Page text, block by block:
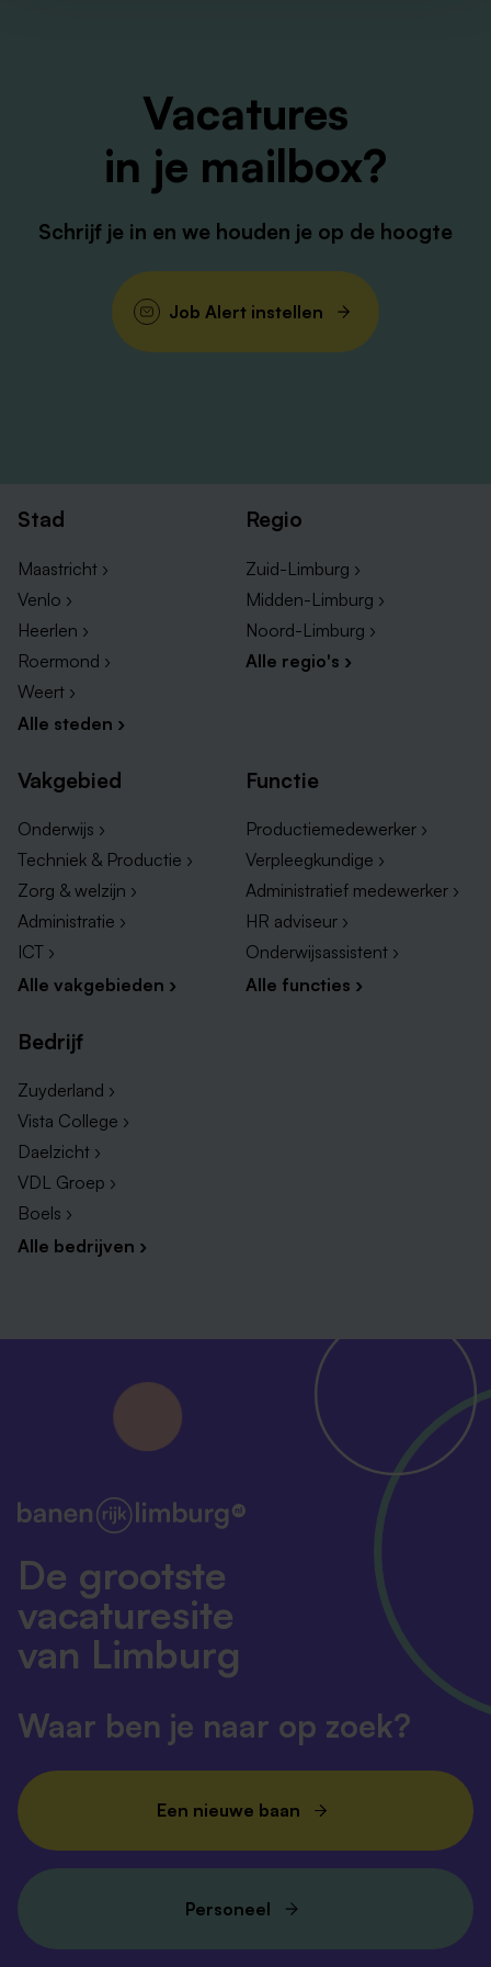
Vacatures
in je mailbox?
Schrijf je in en we houden je op de hoogte
Job Alert instellen
Stad
Maastricht ›
Venlo ›
Heerlen ›
Roermond ›
Weert ›
Alle steden ›
Regio
Zuid-Limburg ›
Midden-Limburg ›
Noord-Limburg ›
Alle regio's ›
Vakgebied
Onderwijs ›
Techniek & Productie ›
Zorg & welzijn ›
Administratie ›
ICT ›
Alle vakgebieden ›
Functie
Productiemedewerker ›
Verpleegkundige ›
Administratief medewerker ›
HR adviseur ›
Onderwijsassistent ›
Alle functies ›
Bedrijf
Zuyderland ›
Vista College ›
Daelzicht ›
VDL Groep ›
Boels ›
Alle bedrijven ›
De grootste
vacaturesite
van Limburg
Waar ben je naar op zoek?
Een nieuwe baan
Personeel